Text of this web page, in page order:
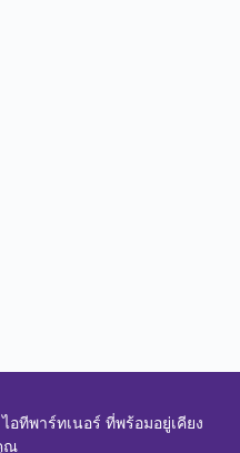
อทีพาร์ทเนอร์ ที่พร้อมอยู่เคียง
ณ